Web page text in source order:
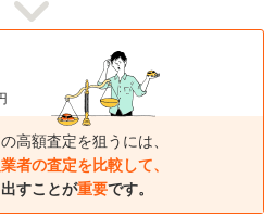
高額査定を狙うには、
者の査定を比較して、
すことが重要です。